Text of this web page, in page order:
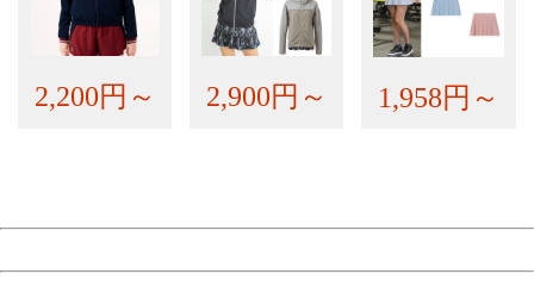
2,200円～ 2,900円～ 1,958円～